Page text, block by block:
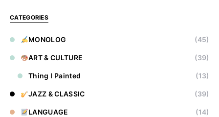
CATEGORIES
MONOLOG (45)
ART & CULTURE (39)
Thing I Painted (13)
JAZZ & CLASSIC (39)
LANGUAGE (14)